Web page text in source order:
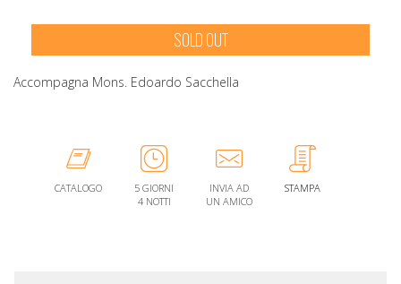
SOLD OUT
Accompagna Mons. Edoardo Sacchella
CATALOGO
5 GIORNI
4 NOTTI
INVIA AD
UN AMICO
STAMPA